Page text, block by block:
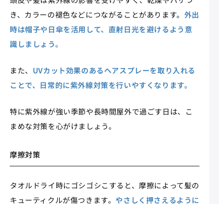
き、カラーの褪色などにつながることがあります。 外出
時は帽子や日傘を活用して、直射日光を避けるよう意
識しましょう。
また、 UVカット効果のあるヘアスプレーを取り入れる
ことで、日常的に紫外線対策を行いやすくなります。
特に紫外線が強い季節や長時間屋外で過ごす日は、こ
まめな対策を心がけましょう。
摩擦対策
タオルドライ時にゴシゴシこすると、摩擦によって髪の
キューティクルが傷つきます。やさしく押さえるように